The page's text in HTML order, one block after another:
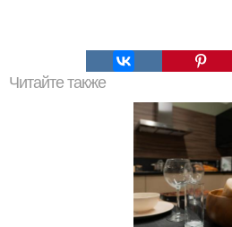
Читайте также